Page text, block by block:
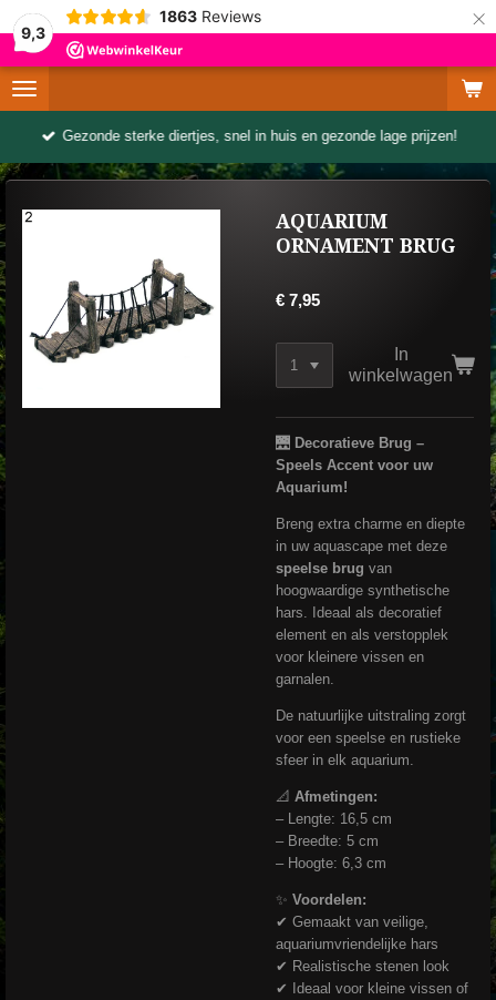
9,3
1863 Reviews ×
Gezonde sterke diertjes, snel in huis en gezonde lage prijzen!
AQUARIUM
ORNAMENT BRUG
€ 7,95
In
winkelwagen
🌉 Decoratieve Brug –
Speels Accent voor uw
Aquarium!
Breng extra charme en diepte
in uw aquascape met deze
speelse brug van
hoogwaardige synthetische
hars. Ideaal als decoratief
element en als verstopplek
voor kleinere vissen en
garnalen.
De natuurlijke uitstraling zorgt
voor een speelse en rustieke
sfeer in elk aquarium.
📐 Afmetingen:
– Lengte: 16,5 cm
– Breedte: 5 cm
– Hoogte: 6,3 cm
✨ Voordelen:
✔ Gemaakt van veilige,
aquariumvriendelijke hars
✔ Realistische stenen look
✔ Ideaal voor kleine vissen of